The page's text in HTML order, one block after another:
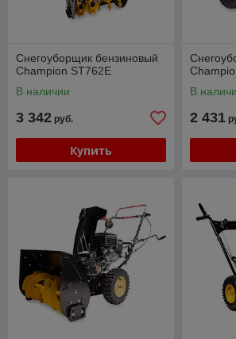
Снегоуборщик бензиновый
Champion ST762E
В наличии
3 342 руб.
Купить
В
2 431